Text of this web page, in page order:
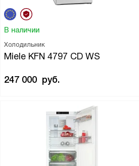
Холодильник
Miele KFN 4797 CD WS
В наличии
247 000 руб.